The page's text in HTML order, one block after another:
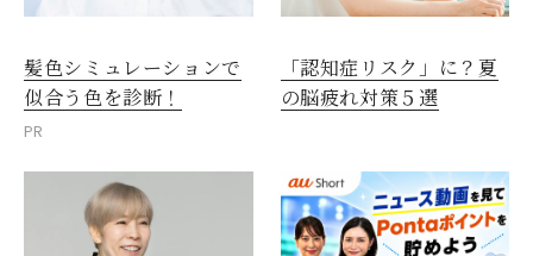
髪色シミュレーションで
似合う色を診断！
PR
「認知症リスク」に？夏
の脳疲れ対策５選